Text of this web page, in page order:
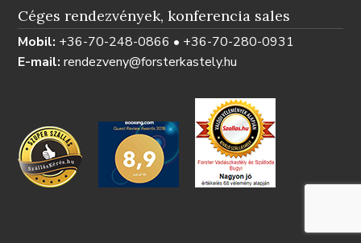
Céges rendezvények, konferencia sales
Mobil: +36-70-248-0866 • +36-70-280-0931
E-mail:rendezveny@forsterkastely.hu